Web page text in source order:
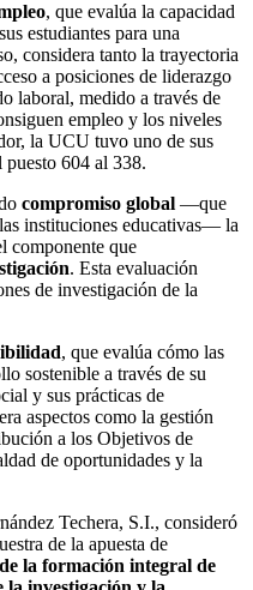
, que evalúa la capacidad
estudiantes para una
considera tanto la trayectoria
a posiciones de liderazgo
laboral, medido a través de
empleo y los niveles
la UCU tuvo uno de sus
puesto 604 al 338.
compromiso global —que
instituciones educativas— la
componente que
. Esta evaluación
de investigación de la
, que evalúa cómo las
sostenible a través de su
y sus prácticas de
aspectos como la gestión
a los Objetivos de
de oportunidades y la
Techera, S.I., consideró
de la apuesta de
la formación integral de